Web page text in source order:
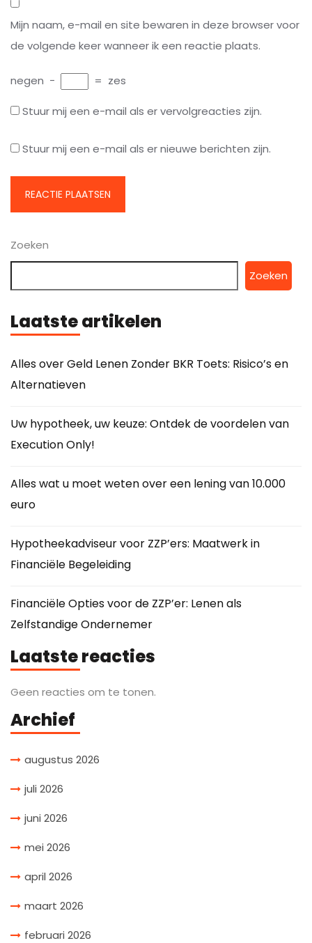
Mijn naam, e-mail en site bewaren in deze browser voor
de volgende keer wanneer ik een reactie plaats.
negen − = zes
Stuur mij een e-mail als er vervolgreacties zijn.
Stuur mij een e-mail als er nieuwe berichten zijn.
Zoeken
Zoeken
Laatste artikelen
Alles over Geld Lenen Zonder BKR Toets: Risico’s en
Alternatieven
Uw hypotheek, uw keuze: Ontdek de voordelen van
Execution Only!
Alles wat u moet weten over een lening van 10.000
euro
Hypotheekadviseur voor ZZP’ers: Maatwerk in
Financiële Begeleiding
Financiële Opties voor de ZZP’er: Lenen als
Zelfstandige Ondernemer
Laatste reacties
Geen reacties om te tonen.
Archief
augustus 2026
juli 2026
juni 2026
mei 2026
april 2026
maart 2026
februari 2026